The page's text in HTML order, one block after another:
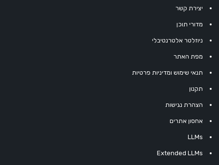
יצירת קשר
מדורי תוכן
ניוזלטר אלטרנטיבלי
מפת האתר
תנאי שימוש ומדיניות פרטיות
תקנון
הצהרת נגישות
אחסון אתרים
LLMs
Extended LLMs